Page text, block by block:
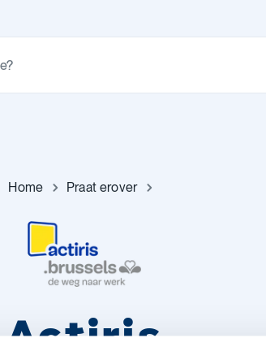
Home Praat erover
Actiris